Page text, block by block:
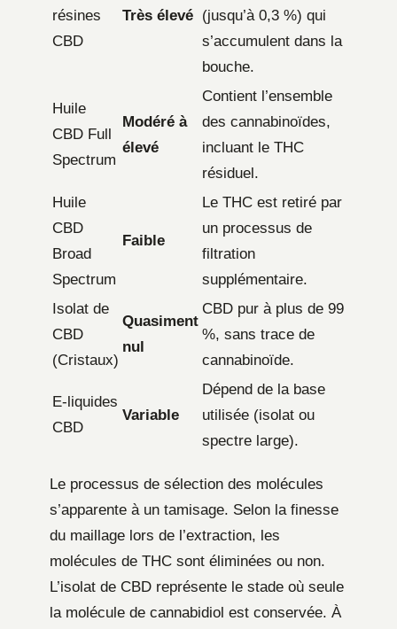
résines
CBD
Très élevé (jusqu’à 0,3 %) qui
s’accumulent dans la
bouche.
Huile
CBD Full
Spectrum
Modéré à
élevé
Contient l’ensemble
des cannabinoïdes,
incluant le THC
résiduel.
Huile
CBD
Broad
Spectrum
Faible
Le THC est retiré par
un processus de
filtration
supplémentaire.
Isolat de
CBD
(Cristaux)
Quasiment
nul
CBD pur à plus de 99
%, sans trace de
cannabinoïde.
E-liquides
CBD
Variable
Dépend de la base
utilisée (isolat ou
spectre large).
Le processus de sélection des molécules
s’apparente à un tamisage. Selon la finesse
du maillage lors de l’extraction, les
molécules de THC sont éliminées ou non.
L’isolat de CBD représente le stade où seule
la molécule de cannabidiol est conservée. À